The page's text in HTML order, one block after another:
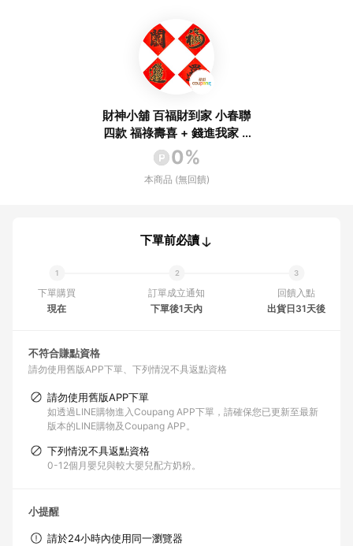
財神小舖 百福財到家 小春聯
四款 福祿壽喜 + 錢進我家 +
百福臨門 + 四季亨通 16.5 x
16.5cm 紅色
0%
本商品 (無回饋)
下單前必讀
下單購買
現在
訂單成立通知
下單後1天內
回饋入點
出貨日31天後
不符合賺點資格
請勿使用舊版APP下單 下列情況不具返點資格
請勿使用舊版APP下單
如透過LINE購物進入Coupang APP下單，請確保您已更新至最新
版本的LINE購物及Coupang APP。
下列情況不具返點資格
0-12個月嬰兒與較大嬰兒配方奶粉。
小提醒
請於24小時內使用同一瀏覽器